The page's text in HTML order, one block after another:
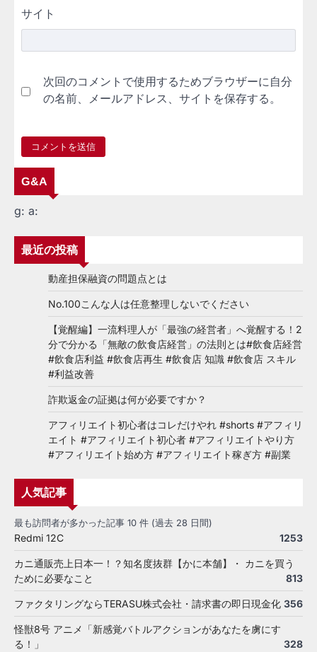
サイト
次回のコメントで使用するためブラウザーに自分
の名前、メールアドレス、サイトを保存する。
G&A
g: a:
最近の投稿
動産担保融資の問題点とは
No.100こんな人は任意整理しないでください
【覚醒編】一流料理人が「最強の経営者」へ覚醒する！2
分で分かる「無敵の飲食店経営」の法則とは#飲食店経営
#飲食店利益 #飲食店再生 #飲食店 知識 #飲食店 スキル
#利益改善
詐欺返金の証拠は何が必要ですか？
アフィリエイト初心者はコレだけやれ #shorts #アフィリ
エイト #アフィリエイト初心者 #アフィリエイトやり方
#アフィリエイト始め方 #アフィリエイト稼ぎ方 #副業
人気記事
最も訪問者が多かった記事 10 件 (過去 28 日間)
Redmi 12C 1253
カニ通販売上日本一！？知名度抜群【かに本舗】・ カニを買う
ために必要なこと
813
ファクタリングならTERASU株式会社・請求書の即日現金化 356
怪獣8号 アニメ「新感覚バトルアクションがあなたを虜にす
る！」
328